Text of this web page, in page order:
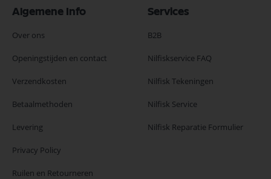
Algemene Info
Over ons
Openingstijden en contact
Verzendkosten
Betaalmethoden
Levering
Privacy Policy
Ruilen en Retourneren
Services
B2B
Nilfiskservice FAQ
Nilfisk Tekeningen
Nilfisk Service
Nilfisk Reparatie Formulier